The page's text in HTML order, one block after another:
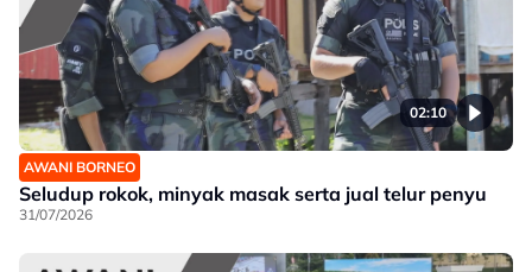
02:10
AWANI BORNEO
Seludup rokok, minyak masak serta jual telur penyu
31/07/2026